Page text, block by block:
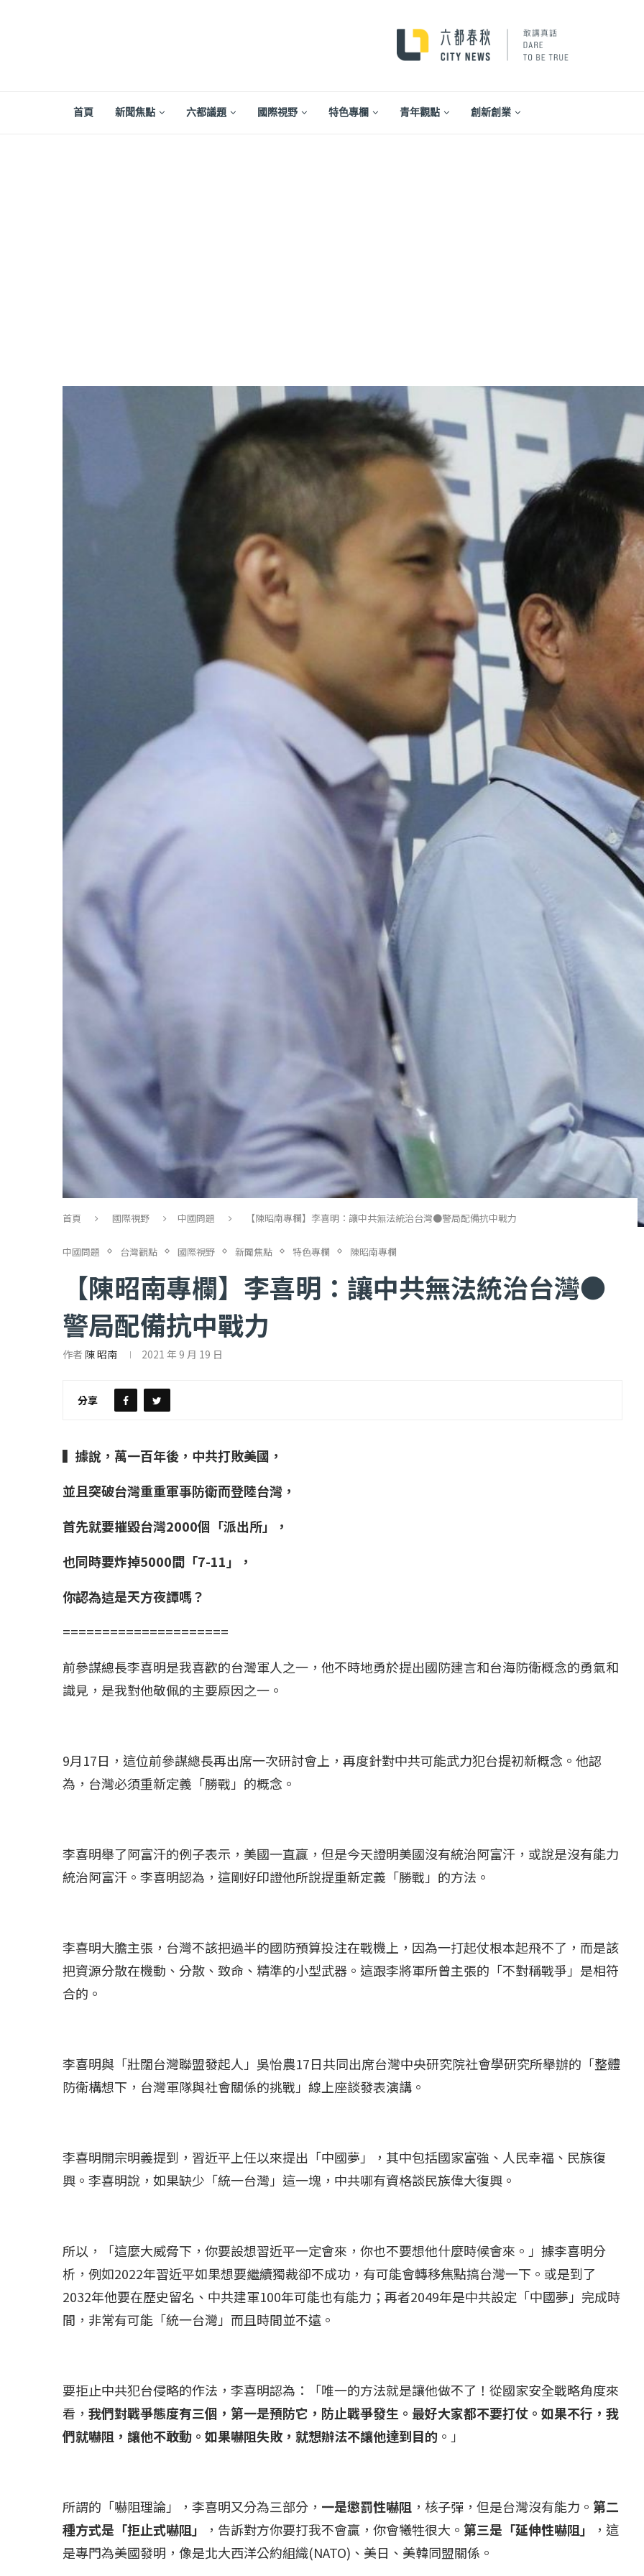
首頁 新聞焦點 六都議題 國際視野 特色專欄 青年觀點 創新創業
首頁 國際視野 中國問題 【陳昭南專欄】李喜明：讓中共無法統治台灣●警局配備抗中戰力
中國問題 台灣觀點 國際視野 新聞焦點 特色專欄 陳昭南專欄
【陳昭南專欄】李喜明：讓中共無法統治台灣●
警局配備抗中戰力
作者 陳 昭南 2021 年 9 月 19 日
分享
▍據說，萬一百年後，中共打敗美國，
並且突破台灣重重軍事防衛而登陸台灣，
首先就要摧毀台灣2000個「派出所」，
也同時要炸掉5000間「7-11」，
你認為這是天方夜譚嗎？
=====================
前參謀總長李喜明是我喜歡的台灣軍人之一，他不時地勇於提出國防建言和台海防衛概念的勇氣和
識見，是我對他敬佩的主要原因之一。
9月17日，這位前參謀總長再出席一次研討會上，再度針對中共可能武力犯台提初新概念。他認
為，台灣必須重新定義「勝戰」的概念。
李喜明舉了阿富汗的例子表示，美國一直贏，但是今天證明美國沒有統治阿富汗，或說是沒有能力
統治阿富汗。李喜明認為，這剛好印證他所說提重新定義「勝戰」的方法。
李喜明大膽主張，台灣不該把過半的國防預算投注在戰機上，因為一打起仗根本起飛不了，而是該
把資源分散在機動、分散、致命、精準的小型武器。這跟李將軍所曾主張的「不對稱戰爭」是相符
合的。
李喜明與「壯闊台灣聯盟發起人」吳怡農17日共同出席台灣中央研究院社會學研究所舉辦的「整體
防衛構想下，台灣軍隊與社會關係的挑戰」線上座談發表演講。
李喜明開宗明義提到，習近平上任以來提出「中國夢」，其中包括國家富強、人民幸福、民族復
興。李喜明說，如果缺少「統一台灣」這一塊，中共哪有資格談民族偉大復興。
所以，「這麼大威脅下，你要設想習近平一定會來，你也不要想他什麼時候會來。」據李喜明分
析，例如2022年習近平如果想要繼續獨裁卻不成功，有可能會轉移焦點搞台灣一下。或是到了
2032年他要在歷史留名、中共建軍100年可能也有能力；再者2049年是中共設定「中國夢」完成時
間，非常有可能「統一台灣」而且時間並不遠。
要拒止中共犯台侵略的作法，李喜明認為：「唯一的方法就是讓他做不了！從國家安全戰略角度來
看， 我們對戰爭態度有三個，第一是預防它，防止戰爭發生。最好大家都不要打仗。如果不行，我
們就嚇阻，讓他不敢動。如果嚇阻失敗，就想辦法不讓他達到目的 。」
所謂的「嚇阻理論」，李喜明又分為三部分， 一是懲罰性嚇阻 ，核子彈，但是台灣沒有能力。 第二
種方式是「拒止式嚇阻」
，告訴對方你要打我不會贏，你會犧牲很大。 第三是「延伸性嚇阻」
，這
是專門為美國發明，像是北大西洋公約組織(NATO)、美日、美韓同盟關係。